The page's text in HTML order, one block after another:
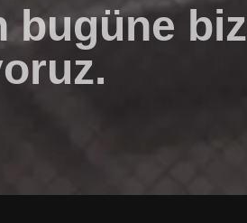
bugüne biz